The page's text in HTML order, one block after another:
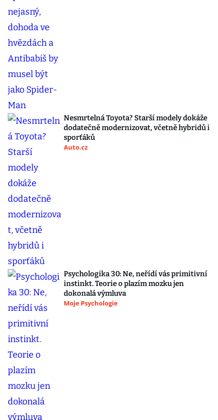
Nesmrtelná Toyota? Starší modely dokáže
dodatečně modernizovat, včetně hybridů i
sporťáků
Auto.cz
Psychologika 30: Ne, neřídí vás primitivní
instinkt. Teorie o plazím mozku jen
dokonalá výmluva
Moje Psychologie